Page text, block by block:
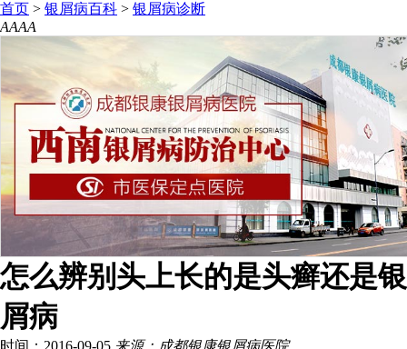
首页 > 银屑病百科 > 银屑病诊断
AAAA
怎么辨别头上长的是头癣还是银
屑病